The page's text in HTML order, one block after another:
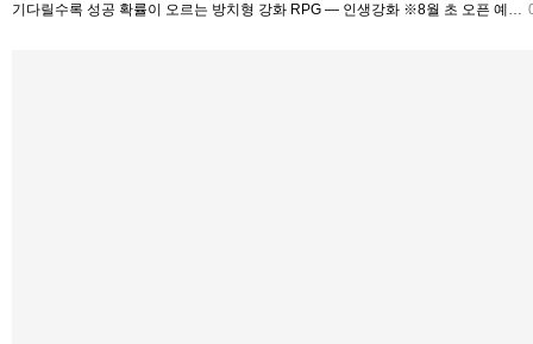
기다릴수록 성공 확률이 오르는 방치형 강화 RPG — 인생강화 ※8월 초 오픈 예정 (현재 CBT 중)